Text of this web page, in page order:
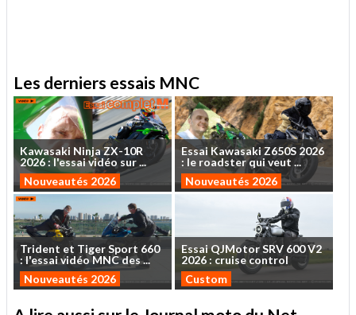
Les derniers essais MNC
Kawasaki NinjaZX-10R
2026: l'essaividéo sur...
Nouveautés 2026
Essai Kawasaki Z650S 2026
: le roadsterquiveut ...
Nouveautés 2026
Trident et TigerSport 660
: l'essaividéo MNCdes...
Nouveautés 2026
EssaiQJMotorSRV 600V2
2026 : cruise control
Custom